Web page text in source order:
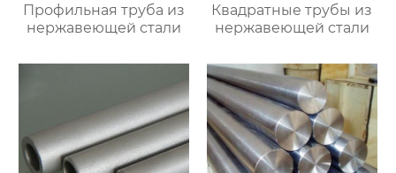
Профильная труба из
нержавеющей стали
Квадратные трубы из
нержавеющей стали